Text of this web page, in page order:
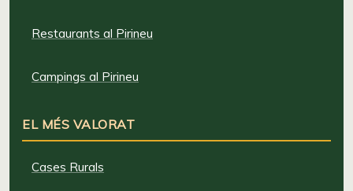
Restaurants al Pirineu
Campings al Pirineu
EL MÉS VALORAT
Cases Rurals